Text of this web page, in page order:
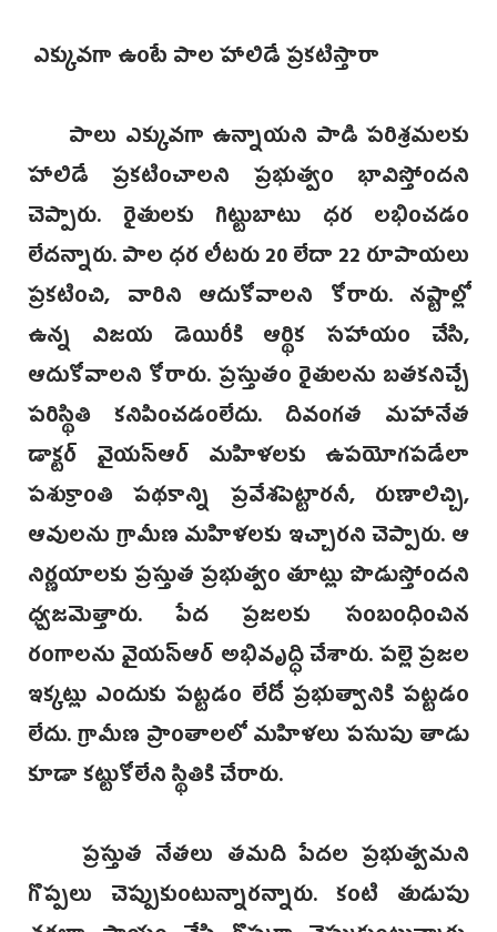
ఎక్కువగా ఉంటే పాల హాలిడే ప్రకటిస్తారా
పాలు ఎక్కువగా ఉన్నాయని పాడి పరిశ్రమలకు
హాలిడే ప్రకటించాలని ప్రభుత్వం భావిస్తోందని
చెప్పారు. రైతులకు గిట్టుబాటు ధర లభించడం
లేదన్నారు. పాల ధర లీటరు 20 లేదా 22 రూపాయలు
ప్రకటించి, వారిని ఆదుకోవాలని కోరారు. నష్టాల్లో
ఉన్న విజయ డెయిరీకి ఆర్థిక సహాయం చేసి,
ఆదుకోవాలని కోరారు. ప్రస్తుతం రైతులను బతకనిచ్చే
పరిస్థితి కనిపించడంలేదు. దివంగత మహానేత
డాక్టర్ వైయస్ఆర్ మహిళలకు ఉపయోగపడేలా
పశుక్రాంతి పథకాన్ని ప్రవేశపెట్టారనీ, రుణాలిచ్చి,
ఆవులను గ్రామీణ మహిళలకు ఇచ్చారని చెప్పారు. ఆ
నిర్ణయాలకు ప్రస్తుత ప్రభుత్వం తూట్లు పొడుస్తోందని
ధ్వజమెత్తారు. పేద ప్రజలకు సంబంధించిన
రంగాలను వైయస్ఆర్ అభివృద్ధి చేశారు. పల్లె ప్రజల
ఇక్కట్లు ఎందుకు పట్టడం లేదో ప్రభుత్వానికి పట్టడం
లేదు. గ్రామీణ ప్రాంతాలలో మహిళలు పసుపు తాడు
కూడా కట్టుకోలేని స్థితికి చేరారు.
ప్రస్తుత నేతలు తమది పేదల ప్రభుత్వమని
గొప్పలు చెప్పుకుంటున్నారన్నారు. కంటి తుడుపు